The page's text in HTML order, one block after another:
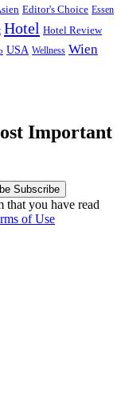
Editor's Choice Essen
Hotel Hotel Review
USA Wellness Wien
Important
Subscribe
that you have read
of Use